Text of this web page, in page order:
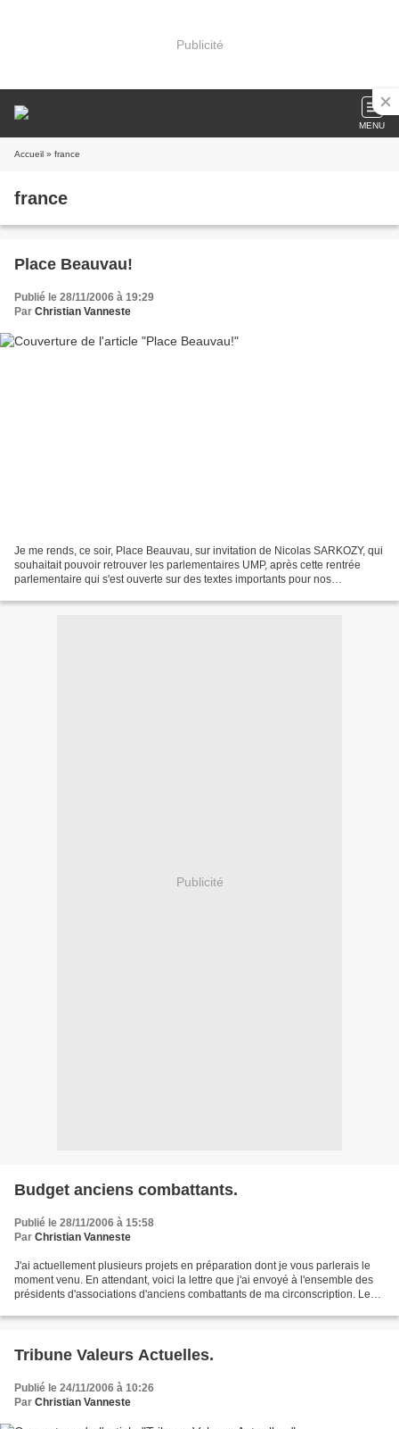
Publicité
MENU
Accueil » france
france
Place Beauvau!
Publié le 28/11/2006 à 19:29
Par Christian Vanneste
Je me rends, ce soir, Place Beauvau, sur invitation de Nicolas SARKOZY, qui
souhaitait pouvoir retrouver les parlementaires UMP, après cette rentrée
parlementaire qui s'est ouverte sur des textes importants pour nos
Publicité
Budget anciens combattants.
Publié le 28/11/2006 à 15:58
Par Christian Vanneste
J'ai actuellement plusieurs projets en préparation dont je vous parlerais le
moment venu. En attendant, voici la lettre que j'ai envoyé à l'ensemble des
présidents d'associations d'anciens combattants de ma circonscription. Le
Tribune Valeurs Actuelles.
Publié le 24/11/2006 à 10:26
Par Christian Vanneste